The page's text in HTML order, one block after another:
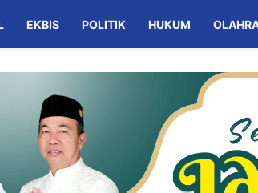
EKBIS POLITIK HUKUM